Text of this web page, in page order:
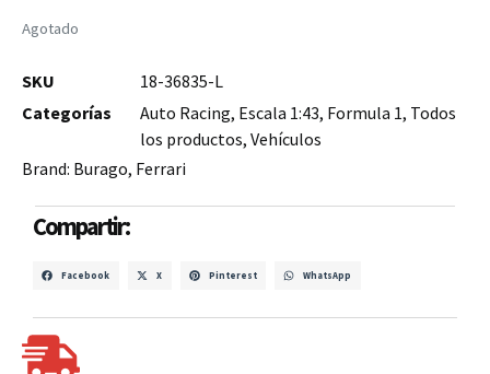
Agotado
SKU
18-36835-L
Categorías
Auto Racing, Escala 1:43, Formula 1, Todos
los productos, Vehículos
Brand: Burago, Ferrari
Compartir:
Facebook X Pinterest WhatsApp